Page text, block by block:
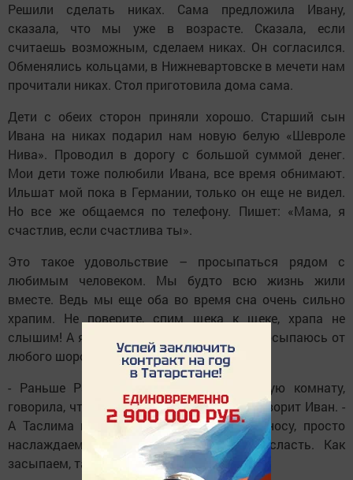
Решили сделать никах. Сама предложила Ивану,
сказала, что мы уже в возрасте. Сказала, если
считаешь возможным, сделаем никах. Он согласился.
Обменялись кольцами, в Нижневартовске в мечети нам
прочитали никах. Стол приготовила дома сама.
Дети с обеих сторон приняли хорошо. Старший сын
Ивана на никах подарил нам новую белую «Шевроле
Нива». Проводил в дорогу с большой суммой денег.
Мои дети тоже полюбили Ивана, все время обнимают.
Ильшат мой пока в Германии, только он еще не видел.
Но все же общаемся по телефону. Пишет: «Мама, я
счастлив, если счастлива ты».
Это такое удовольствие – просыпаться рядом с
любимым человеком. Мы будто всю жизнь жили
вместе. Ведь мы еще оба во время сна очень сильно
храпим. Не поверите, спим щека к щеке, храпа не
слышим! А я обычно сплю очень чутко, просыпаюсь от
любого шороха.
- Раньше Раиса меня прогоняла в другую комнату,
говорила, что мой храп уснуть не дает, - говорит Иван. -
А Таслима наоборот. С ней спим нос к носу, просто
наслаждаемся друг другом, храпим в сласть. Как
засыпаем, так и просыпаемся.